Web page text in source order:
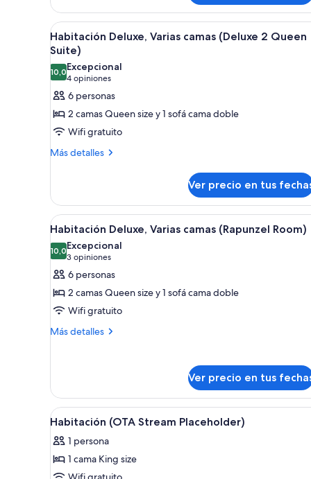
(Minnies
Room)
1
cama
King
size
(Minnies
Room)
Ver
todas
las
fotos
de
Habitación
Deluxe,
Varias
camas
Queen
Suite)
Una habitación de hotel con
7
Habitación Deluxe, Varias camas (Deluxe 2 Queen
Suite)
10,010,0 de 10
Excepcional
4 opiniones
(4
opiniones)
6 personas
2 camas Queen size y 1 sofá cama doble
Wifi gratuito
Más detalles
Más
Deluxe,
Varias
camas
(Deluxe
2
Queen
Suite)
Ver precio en tus
Ver
todas
las
fotos
de
Habitación
Deluxe,
Varias
Habitación de hotel con dos
6
Habitación Deluxe, Varias camas (Rapunzel Room)
10,010,0 de 10
Excepcional
3 opiniones
(3
opiniones)
6 personas
2 camas Queen size y 1 sofá cama doble
Wifi gratuito
Más detalles
Más
Varias
camas
(Rapunzel
Ver precio en tus
Ver
todas
las
fotos
Habitación de hotel con una
4
Habitación (OTA Stream Placeholder)
1 persona
1 cama King size